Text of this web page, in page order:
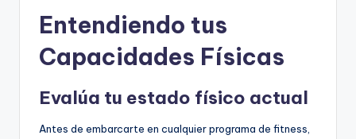
Entendiendo tus
Capacidades Físicas
Evalúa tu estado físico actual
Antes de embarcarte en cualquier programa de fitness,